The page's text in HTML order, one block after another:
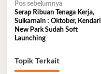
Navigasi
pos
Pos sebelumnya
Serap Ribuan Tenaga Kerja,
Sulkarnain : Oktober, Kendari
New Park Sudah Soft
Launching
Topik Terkait